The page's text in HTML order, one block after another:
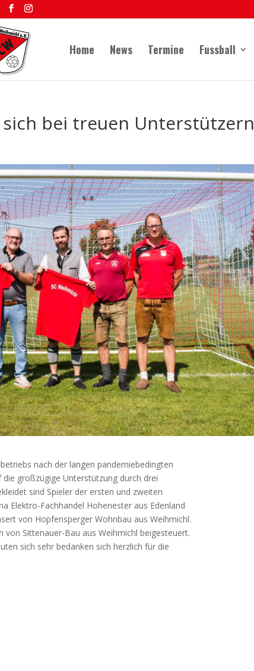
Home News Termine Fussball
bei treuen Unterstützern
nach der langen pandemiebedingten
großzügige Unterstützung durch drei
sind Spieler der ersten und zweiten
Elektro-Fachhandel Hohenester aus Edenland
von Hopfensperger Wohnbau aus Weihmichl.
Sittenauer-Bau aus Weihmichl beigesteuert.
sich sehr bedanken sich herzlich für die